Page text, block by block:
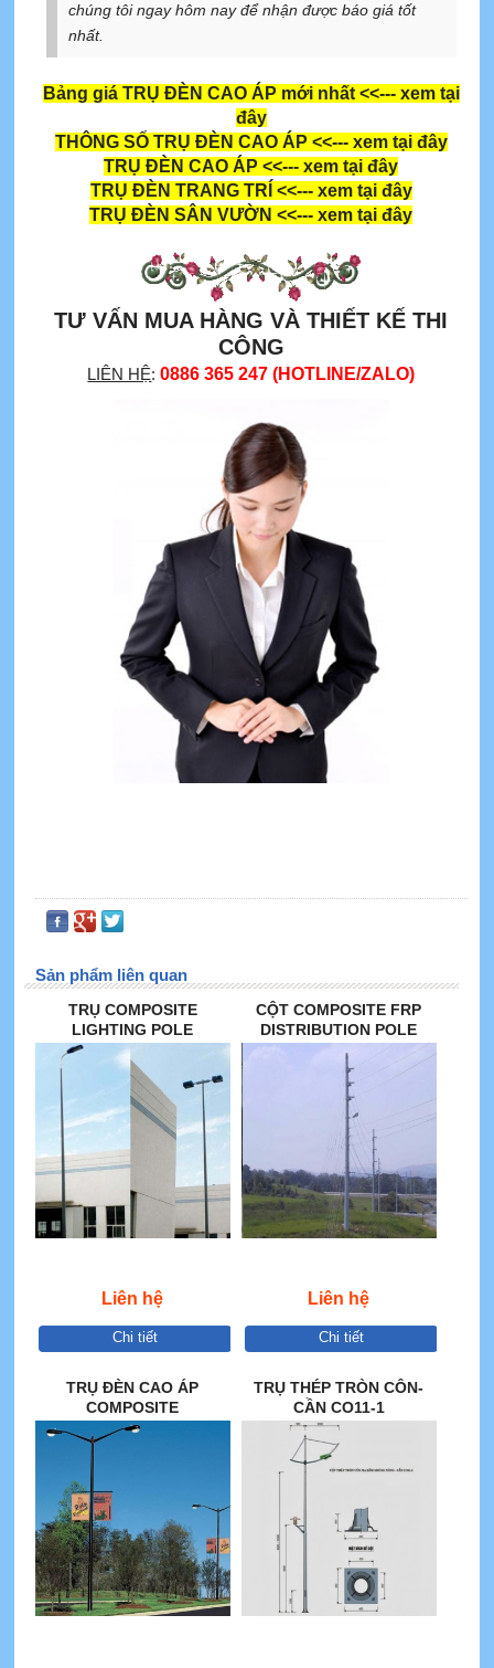
chúng tôi ngay hôm nay để nhận được báo giá tốt
nhất.
Bảng giá TRỤ ĐÈN CAO ÁP mới nhất <<--- xem tại
đây
THÔNG SỐ TRỤ ĐÈN CAO ÁP <<--- xem tại đây
TRỤ ĐÈN CAO ÁP<<--- xem tại đây
TRỤ ĐÈN TRANG TRÍ <<--- xem tại đây
TRỤ ĐÈN SÂN VƯỜN<<--- xem tại đây
TƯ VẤN MUA HÀNG VÀ THIẾT KẾ THI
CÔNG
LIÊN HỆ:0886 365 247 (HOTLINE/ZALO)
Sản phẩm liên quan
TRỤ COMPOSITE
LIGHTING POLE
Liên hệ
Chi tiết
CỘT COMPOSITE FRP
DISTRIBUTION POLE
Liên hệ
Chi tiết
TRỤ ĐÈN CAO ÁP
COMPOSITE
TRỤ THÉP TRÒN CÔN-
CẦN CO11-1